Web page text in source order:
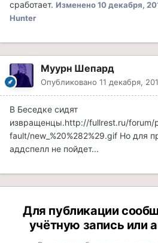
сработает. Изменено10 декабря,
Hunter
Муурн Шепард
Опубликовано 11 декабря,
В Беседке сидят
извращенцы.http://fullrest.ru/forum/
fault/new_%20%282%29.gif Но для
аддспелл не пойдет...
Для публикации
учётную запись или